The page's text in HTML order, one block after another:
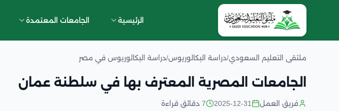
الرئيسية الجامعات المعتمدة
ملتقى التعليم السعودي/دراسة البكالوريوس/دراسة البكالوريوس في مصر
الجامعات المصرية المعترف بها في سلطنة عمان
فريق العمل 2025-12-31 7 دقائق قراءة